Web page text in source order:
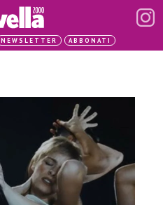
NEWSLETTER ABBONATI